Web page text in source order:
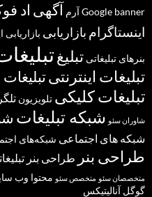
banner
Googleآرم آگهی اد
اینستاگرام بازاریابی بازاریابی
بنرهای تبلیغاتی تبلیغ
تبلیغات اینترنتی
تبلیغات کلیکی تلویزیون
شاوران سئو شبکه تبلیغات
شبکه های اجتماعی شبکه‌های
طراحی بنر طراحی بنر
متخصصان سئو متخصص سئو محتوا وب
گوگل آنالیتیکس